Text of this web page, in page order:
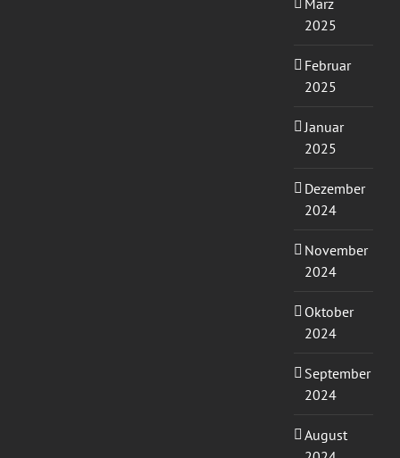
März
2025
Februar
2025
Januar
2025
Dezember
2024
November
2024
Oktober
2024
September
2024
August